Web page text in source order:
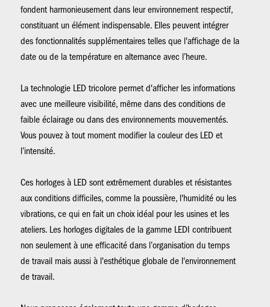
fondent harmonieusement dans leur environnement respectif,
constituant un élément indispensable. Elles peuvent intégrer
des fonctionnalités supplémentaires telles que l'affichage de la
date ou de la température en alternance avec l’heure.
La technologie LED tricolore permet d'afficher les informations
avec une meilleure visibilité, même dans des conditions de
faible éclairage ou dans des environnements mouvementés.
Vous pouvez à tout moment modifier la couleur des LED et
l’intensité.
Ces horloges à LED sont extrêmement durables et résistantes
aux conditions difficiles, comme la poussière, l'humidité ou les
vibrations, ce qui en fait un choix idéal pour les usines et les
ateliers. Les horloges digitales de la gamme LEDI contribuent
non seulement à une efficacité dans l’organisation du temps
de travail mais aussi à l'esthétique globale de l'environnement
de travail.